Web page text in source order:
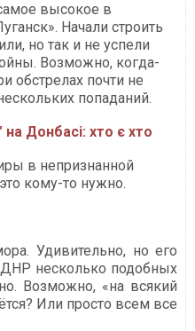
высокое в
Начали строить
но так и не успели
Возможно, когда-
обстрелах почти не
попаданий.
на Донбасі: хто є хто
в непризнанной
кому-то нужно.
Удивительно, но его
несколько подобных
Возможно, «на всякий
Или просто всем все